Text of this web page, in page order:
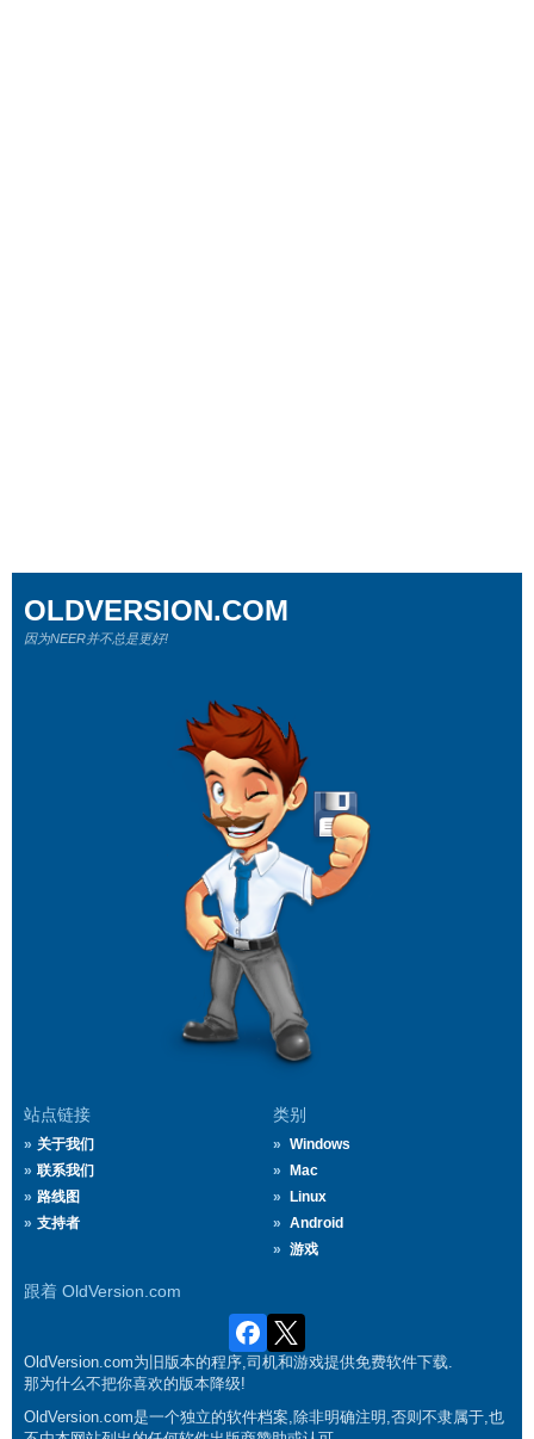
站点链接
关于我们
联系我们
路线图
支持者
类别
Windows
Mac
Linux
Android
游戏
跟着 OldVersion.com
OLDVERSION.COM
因为NEER并不总是更好!
OldVersion.com为旧版本的程序,司机和游戏提供免费软件下载.
那为什么不把你喜欢的版本降级!
OldVersion.com是一个独立的软件档案,除非明确注明,否则不隶属于,也